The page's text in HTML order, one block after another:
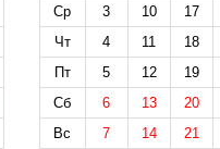
Ср
3 10
17
Чт
4 11
18
Пт
5 12
19
Сб
6 13
20
Вс
7 14 21